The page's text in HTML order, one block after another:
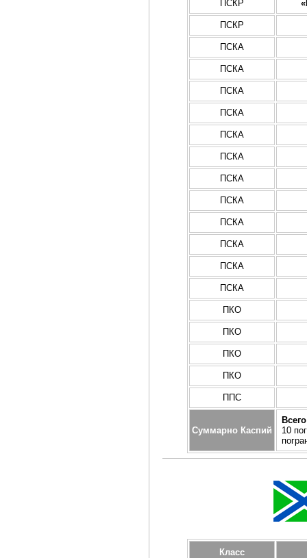
ПСКР
ПСКР
ПСКА
ПСКА
ПСКА
ПСКА
ПСКА
ПСКА
ПСКА
ПСКА
ПСКА
ПСКА
ПСКА
ПСКА
ПКО
ПКО
ПКО
ПКО
ППС
Суммарно Каспий
10
Класс